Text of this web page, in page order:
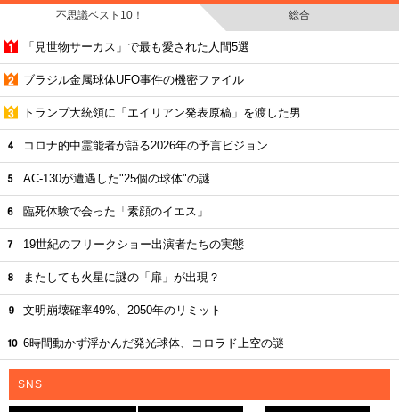
不思議ベスト10！ 総合
「見世物サーカス」で最も愛された人間5選
ブラジル金属球体UFO事件の機密ファイル
トランプ大統領に「エイリアン発表原稿」を渡した男
コロナ的中霊能者が語る2026年の予言ビジョン
AC-130が遭遇した"25個の球体"の謎
臨死体験で会った「素顔のイエス」
19世紀のフリークショー出演者たちの実態
またしても火星に謎の「扉」が出現？
文明崩壊確率49%、2050年のリミット
6時間動かず浮かんだ発光球体、コロラド上空の謎
SNS